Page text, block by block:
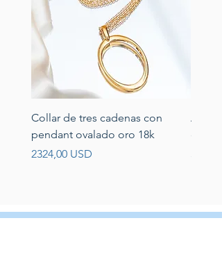
Collar de tres cadenas con
pendant ovalado oro 18k
Prezzo
2324,00 USD